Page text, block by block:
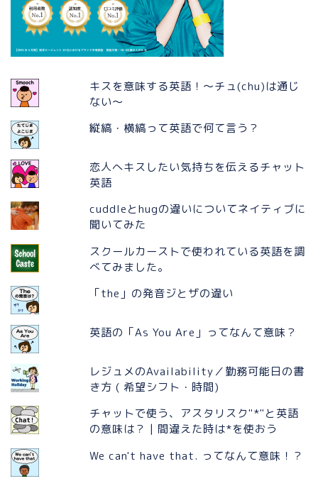
キスを意味する英語！〜チュ(chu)は通じ
ない〜
縦縞・横縞って英語で何て言う？
恋人へキスしたい気持ちを伝えるチャット
英語
cuddleとhugの違いについてネイティブに
聞いてみた
スクールカーストで使われている英語を調
べてみました。
「the」の発音ジとザの違い
英語の「As You Are」ってなんて意味？
レジュメのAvailability／勤務可能日の書
き方 ( 希望シフト・時間)
チャットで使う、アスタリスク"*"と英語
の意味は？ | 間違えた時は*を使おう
We can't have that. ってなんて意味！？